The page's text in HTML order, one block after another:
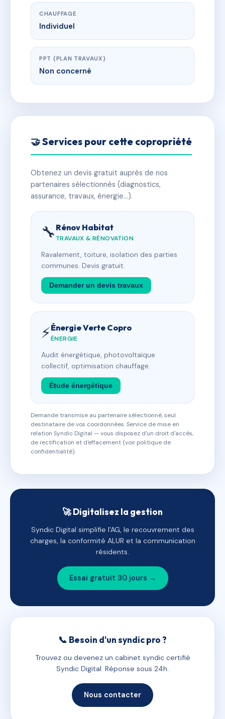
CHAUFFAGE
Individuel
PPT (PLAN TRAVAUX)
Non concerné
🤝 Services pour cette copropriété
Obtenez un devis gratuit auprès de nos
partenaires sélectionnés (diagnostics,
assurance, travaux, énergie…).
🔧 Rénov Habitat
TRAVAUX & RÉNOVATION
Ravalement, toiture, isolation des parties
communes. Devis gratuit.
Demander un devis travaux
⚡Énergie Verte Copro
ÉNERGIE
Audit énergétique, photovoltaïque
collectif, optimisation chauffage.
Étude énergétique
Demande transmise au partenaire sélectionné, seul
destinataire de vos coordonnées. Service de mise en
relation Syndic Digital — vous disposez d'un droit d'accès,
de rectification et d'effacement (voir politique de
confidentialité).
🚀 Digitalisez la gestion
Syndic Digital simplifie l'AG, le recouvrement des
charges, la conformité ALUR et la communication
résidents.
Essai gratuit 30 jours →
📞 Besoin d'un syndic pro ?
Trouvez ou devenez un cabinet syndic certifié
Syndic Digital. Réponse sous 24h.
Nous contacter